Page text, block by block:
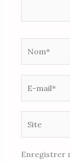
Enregistrer